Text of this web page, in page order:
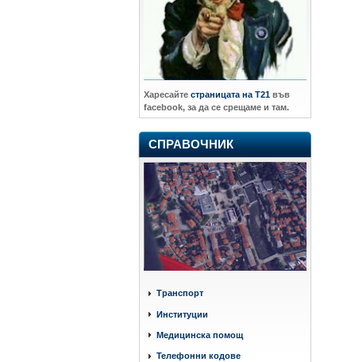
Харесайте страницата на Т21 във
facebook, за да се срещаме и там.
СПРАВОЧНИК
Транспорт
Институции
Медицинска помощ
Телефонни кодове